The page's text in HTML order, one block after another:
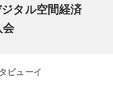
タル空間経済
会
ビューイ